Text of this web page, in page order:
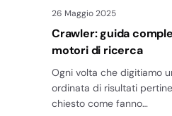
26 Maggio 2025
Crawler: guida
motori di ricerca
Ogni volta che digitiamo
ordinata di risultati
chiesto come fanno…